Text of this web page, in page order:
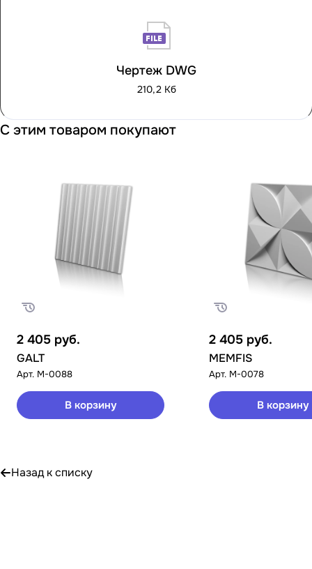
Чертеж DWG
210,2 Кб
С этим товаром покупают
2 405 руб.
GALT
Арт. M-0088
В корзину
2 405 руб.
MEMFIS
Арт. M-0078
В корзину
Назад к списку